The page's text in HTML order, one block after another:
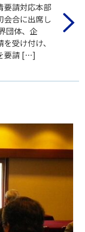
要請対応本部
会合に出席し
団体、企
受け付け、
要請 […]